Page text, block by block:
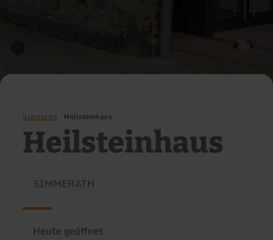
Startseite Heilsteinhaus
Heilsteinhaus
SIMMERATH
Heute geöffnet